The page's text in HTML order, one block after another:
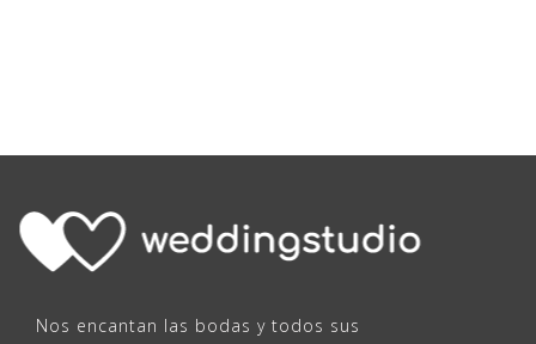
Nos encantan las bodas y todos sus